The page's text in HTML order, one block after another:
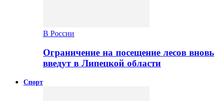
В России
Ограничение на посещение лесов вновь
введут в Липецкой области
Спорт